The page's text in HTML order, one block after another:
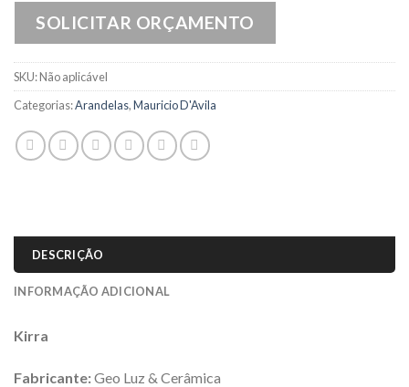
SOLICITAR ORÇAMENTO
SKU:Não aplicável
Categorias:Arandelas,Mauricio D'Avila
DESCRIÇÃO
INFORMAÇÃO ADICIONAL
Kirra
Fabricante:Geo Luz & Cerâmica